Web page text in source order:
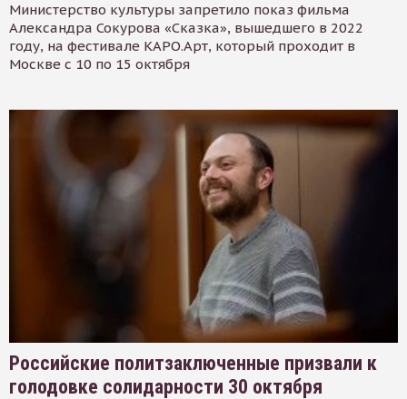
Министерство культуры запретило показ фильма
Александра Сокурова «Сказка», вышедшего в 2022
году, на фестивале КАРО.Арт, который проходит в
Москве с 10 по 15 октября
Российские политзаключенные призвали к
голодовке солидарности 30 октября